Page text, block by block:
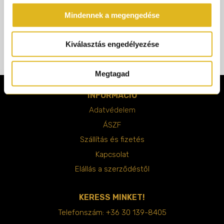
Mindennek a megengedése
Kiválasztás engedélyezése
Megtagad
Amennyiben a rendelés értékét a csomag kézhezvételekor
kívánja kiegyenlíteni, akkor válassza az "Utánvétel" fizetési
módot.
INFORMÁCIÓ
Adatvédelem
ÁSZF
Szállítás és fizetés
Kapcsolat
Elállás a szerződéstől
KERESS MINKET!
Telefonszám: +36 30 139-8405